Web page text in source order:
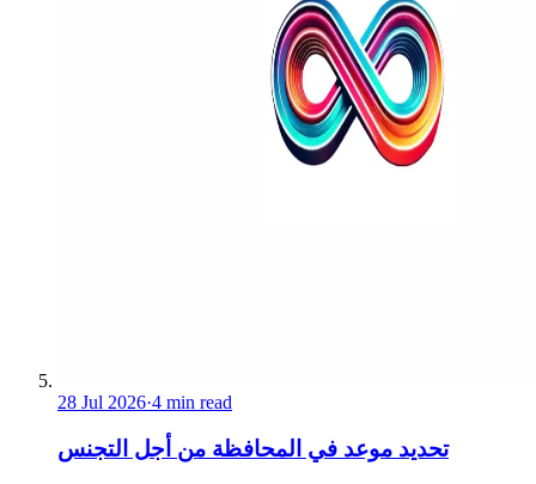
28 Jul 2026·4 min read
تحديد موعد في المحافظة من أجل التجنس